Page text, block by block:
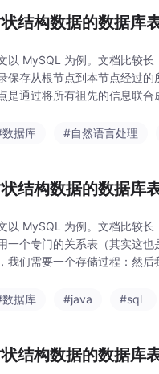
结构数据的数据库
以 MySQL 为例。文档比较
保存从根节点到本节点经过
是通过将所有祖先的信息联
据库
#自然语言处理
结构数据的数据库
以 MySQL 为例。文档比较
一个专门的关系表（其实这
我们需要一个存储过程：然
据库
#java #sql
结构数据的数据库